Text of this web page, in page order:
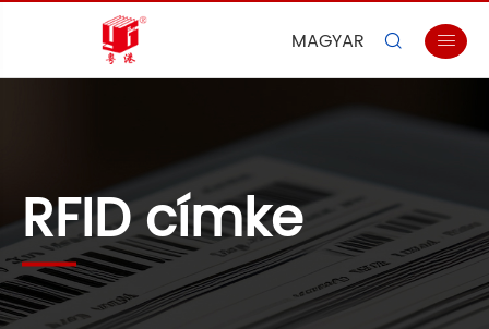
MAGYAR  
RFID címke